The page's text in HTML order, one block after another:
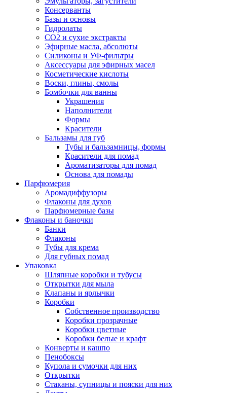
Консерванты
Базы и основы
Гидролаты
СО2 и сухие экстракты
Эфирные масла, абсолюты
Силиконы и УФ-фильтры
Аксессуары для эфирных масел
Косметические кислоты
Воски, глины, смолы
Бомбочки для ванны
Украшения
Наполнители
Формы
Красители
Бальзамы для губ
Тубы и бальзамницы, формы
Красители для помад
Ароматизаторы для помад
Основа для помады
Парфюмерия
Аромадиффузоры
Флаконы для духов
Парфюмерные базы
Флаконы и баночки
Банки
Флаконы
Тубы для крема
Для губных помад
Упаковка
Шляпные коробки и тубусы
Открытки для мыла
Клапаны и ярлычки
Коробки
Собственное производство
Коробки прозрачные
Коробки цветные
Коробки белые и крафт
Конверты и кашпо
Пенобоксы
Купола и сумочки для них
Открытки
Стаканы, супницы и пояски для них